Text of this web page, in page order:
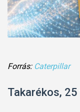
Forrás: Caterpillar
Takarékos,